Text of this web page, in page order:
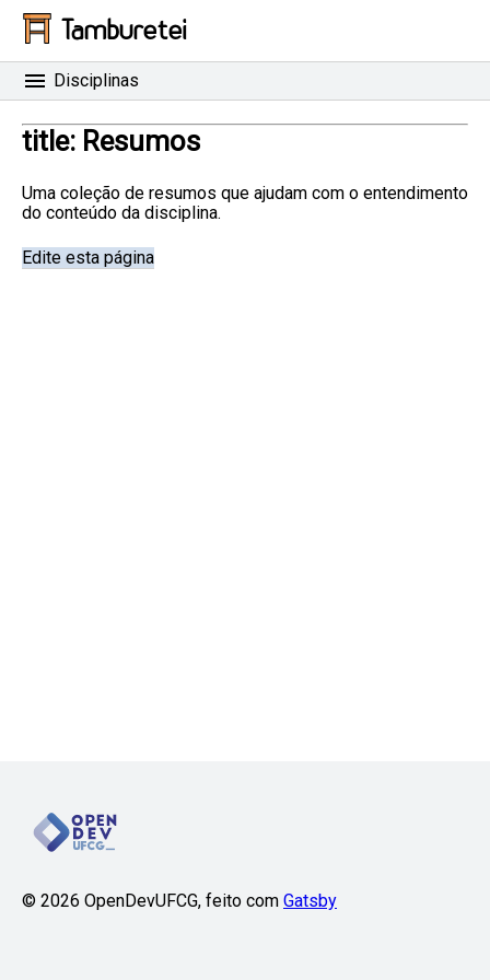
Tamburetei
Disciplinas
title: Resumos
Uma coleção de resumos que ajudam com o entendimento
do conteúdo da disciplina.
Edite esta página
© 2026 OpenDevUFCG, feito com Gatsby